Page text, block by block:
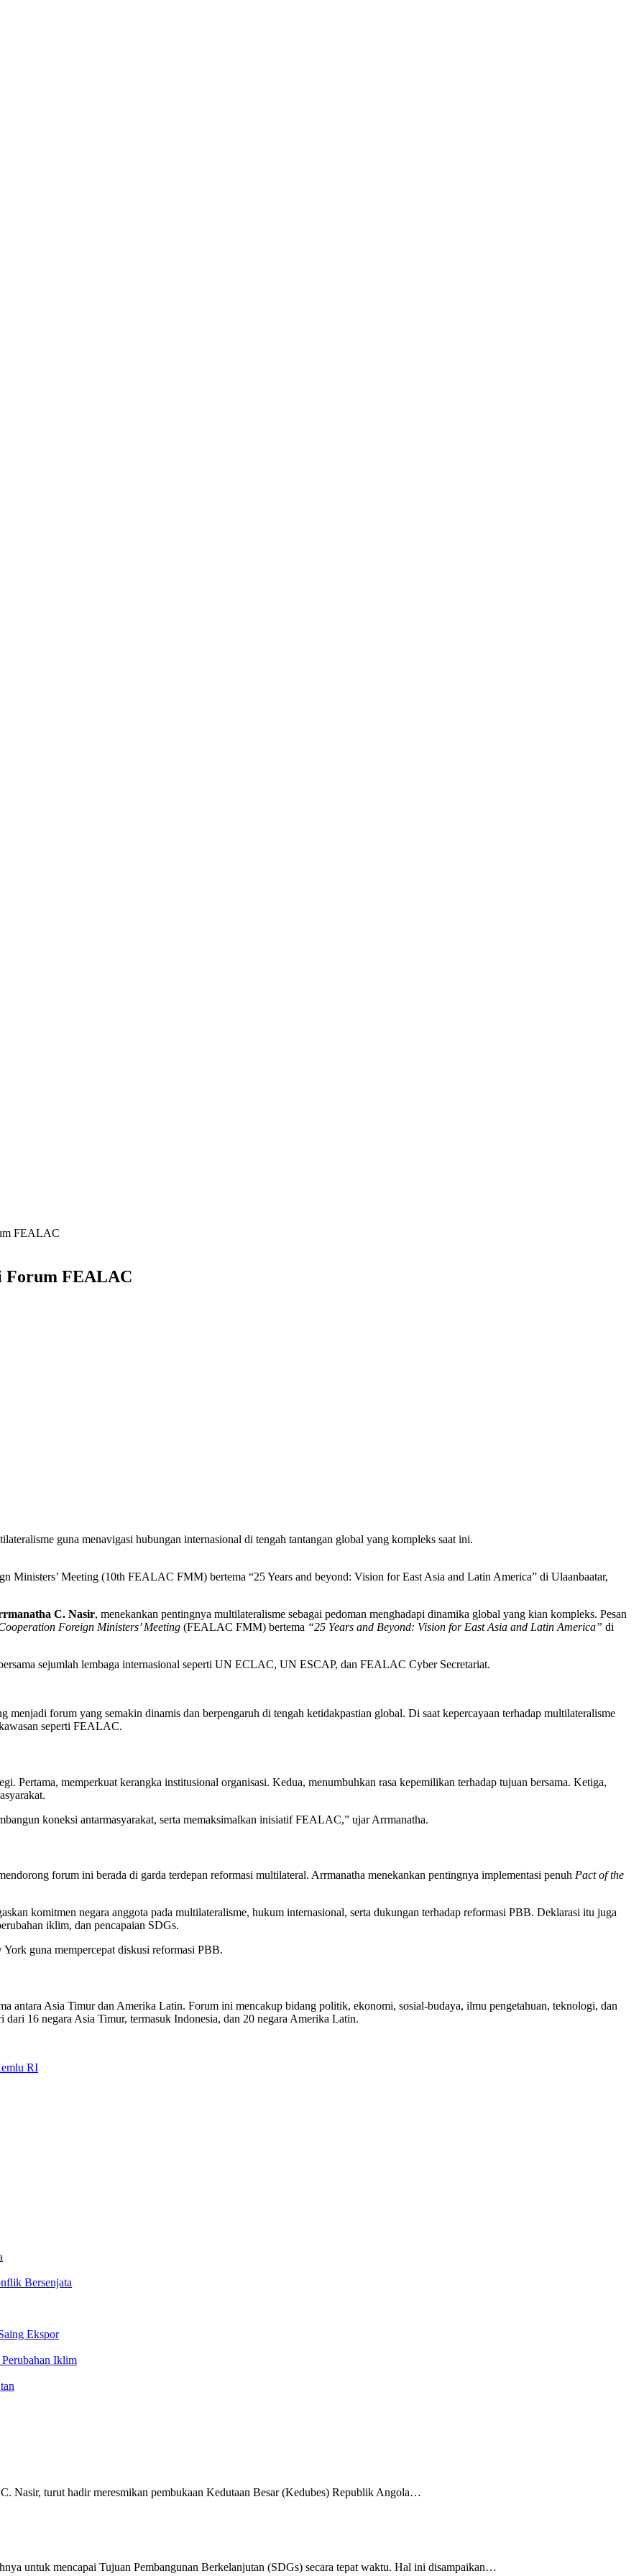
FEALAC
Forum FEALAC
guna menavigasi hubungan internasional di tengah tantangan global yang kompleks saat ini.
Ministers’ Meeting (10th FEALAC FMM) bertema “25 Years and beyond: Vision for East Asia and Latin America” di Ulaanbaatar,
C. Nasir, menekankan pentingnya multilateralisme sebagai pedoman menghadapi dinamika global yang kian kompleks. Pesan
Foreign Ministers’ Meeting (FEALAC FMM) bertema “25 Years and Beyond: Vision for East Asia and Latin America” di
sejumlah lembaga internasional seperti UN ECLAC, UN ESCAP, dan FEALAC Cyber Secretariat.
forum yang semakin dinamis dan berpengaruh di tengah ketidakpastian global. Di saat kepercayaan terhadap multilateralisme
seperti FEALAC.
Pertama, memperkuat kerangka institusional organisasi. Kedua, menumbuhkan rasa kepemilikan terhadap tujuan bersama. Ketiga,
koneksi antarmasyarakat, serta memaksimalkan inisiatif FEALAC,” ujar Arrmanatha.
forum ini berada di garda terdepan reformasi multilateral. Arrmanatha menekankan pentingnya implementasi penuh Pact of the
komitmen negara anggota pada multilateralisme, hukum internasional, serta dukungan terhadap reformasi PBB. Deklarasi itu juga
iklim, dan pencapaian SDGs.
guna mempercepat diskusi reformasi PBB.
antara Asia Timur dan Amerika Latin. Forum ini mencakup bidang politik, ekonomi, sosial-budaya, ilmu pengetahuan, teknologi, dan
16 negara Asia Timur, termasuk Indonesia, dan 20 negara Amerika Latin.
RI
Bersenjata
Ekspor
Iklim
Nasir, turut hadir meresmikan pembukaan Kedutaan Besar (Kedubes) Republik Angola…
untuk mencapai Tujuan Pembangunan Berkelanjutan (SDGs) secara tepat waktu. Hal ini disampaikan…